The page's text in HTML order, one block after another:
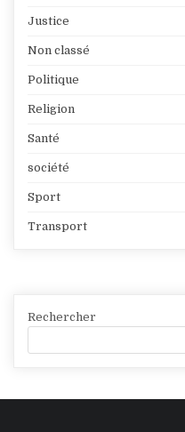
Justice
Non classé
Politique
Religion
Santé
société
Sport
Transport
Rechercher